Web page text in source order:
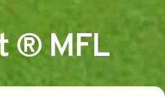
® MFL